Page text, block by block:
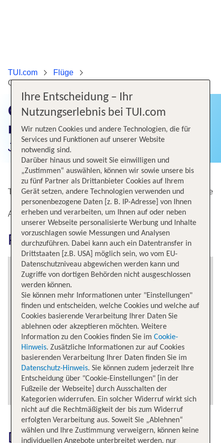
TUI.com
Flüge
Günstige Flüge von Berlin nach Prag
Günstige Flüge von Berlin
nach Prag
Jetzt Flugangebote finden!
Top Angebote von Berlin-Brandenburg nach Prag / Ruzyne
Alternative Flugverbindungen nach Prag / Ruzyne
Prag / Ruzyne erkunden
Das könnte dich auch
Ihre Entscheidung – Ihr
Nutzungserlebnis bei TUI.com
Wir nutzen Cookies und andere Technologien, die für
Services und Funktionen auf unserer Website
notwendig sind.
Darüber hinaus und soweit Sie einwilligen und
„Zustimmen“ auswählen, können wir sowie unsere bis
zu fünf Partner als Drittanbieter Cookies auf Ihrem
Gerät setzen, andere Technologien verwenden und
personenbezogene Daten [z. B. IP-Adresse] von Ihnen
erheben und verarbeiten, um Ihnen auf oder neben
unserer Webseite personalisierte Werbung und Inhalte
vorzuschlagen sowie Messungen und Analysen
durchzuführen. Dabei kann auch ein Datentransfer in
Drittstaaten [z.B. USA] möglich sein, wo vom EU-
Datenschutzniveau abgewichen werden kann und
Zugriffe von dortigen Behörden nicht ausgeschlossen
werden können.
Sie können mehr Informationen unter "Einstellungen"
finden und entscheiden, welche Cookies und welche auf
Cookies basierende Verarbeitung Ihrer Daten Sie
ablehnen oder akzeptieren möchten. Weitere
Information zu den Cookies finden Sie im Cookie-
Hinweis. Zusätzliche Informationen zur auf Cookies
basierenden Verarbeitung Ihrer Daten finden Sie im
Datenschutz-Hinweis. Sie können zudem jederzeit Ihre
Entscheidung über "Cookie-Einstellungen" [in der
Fußzeile der Webseite] durch Ausschalten der
Kategorien widerrufen. Ein solcher Widerruf wirkt sich
nicht auf die Rechtmäßigkeit der bis zum Widerruf
erfolgten Verarbeitung aus. Soweit Sie „Ablehnen“
wählen und Ihre Zustimmung verweigern, können keine
individuellen Angebote unterbreitet werden, nur